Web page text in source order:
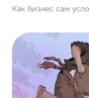
Как бизнес сам